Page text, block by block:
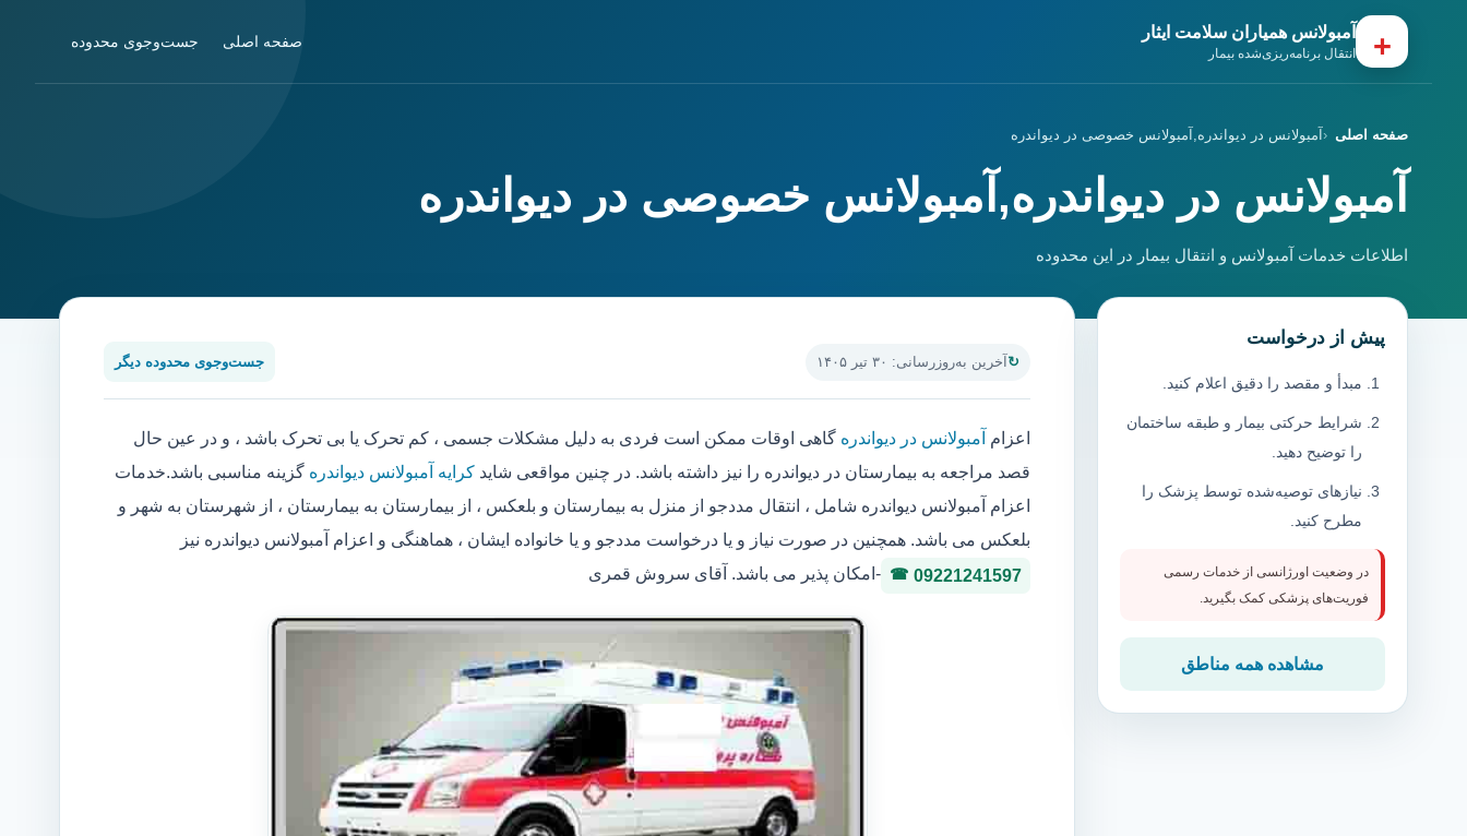
+ آمبولانس همیاران سلامت ایثار
انتقال برنامه‌ریزی‌شده بیمار
صفحه اصلی جست‌وجوی محدوده
صفحه اصلی آمبولانس در دیواندره,آمبولانس خصوصی در دیواندره
آمبولانس در دیواندره,آمبولانس خصوصی در دیواندره
اطلاعات خدمات آمبولانس و انتقال بیمار در این محدوده
آخرین به‌روزرسانی: ۳۰ تیر ۱۴۰۵ جست‌وجوی محدوده دیگر
اعزام آمبولانس در دیواندره گاهی اوقات ممکن است فردی به دلیل مشکلات جسمی ، کم تحرک یا بی تحرک باشد ، و در عین حال
قصد مراجعه به بیمارستان در دیواندره را نیز داشته باشد. در چنین مواقعی شاید کرایه آمبولانس دیواندره گزینه مناسبی باشد.خدمات
اعزام آمبولانس دیواندره شامل ، انتقال مددجو از منزل به بیمارستان و بلعکس ، از بیمارستان به بیمارستان ، از شهرستان به شهر و
بلعکس می باشد. همچنین در صورت نیاز و یا درخواست مددجو و یا خانواده ایشان ، هماهنگی و اعزام آمبولانس دیواندره نیز
09221241597
-امکان پذیر می باشد. آقای سروش قمری
پیش از درخواست
مبدأ و مقصد را دقیق اعلام کنید.
شرایط حرکتی بیمار و طبقه ساختمان
را توضیح دهید.
نیازهای توصیه‌شده توسط پزشک را
مطرح کنید.
در وضعیت اورژانسی از خدمات رسمی
فوریت‌های پزشکی کمک بگیرید.
مشاهده همه مناطق